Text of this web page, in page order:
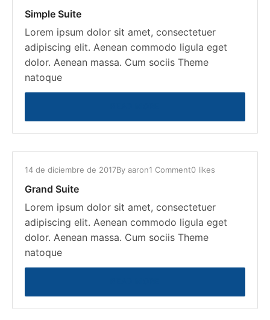
Simple Suite
Lorem ipsum dolor sit amet, consectetuer
adipiscing elit. Aenean commodo ligula eget
dolor. Aenean massa. Cum sociis Theme
natoque
14 de diciembre de 2017By aaron1 Comment0 likes
Grand Suite
Lorem ipsum dolor sit amet, consectetuer
adipiscing elit. Aenean commodo ligula eget
dolor. Aenean massa. Cum sociis Theme
natoque